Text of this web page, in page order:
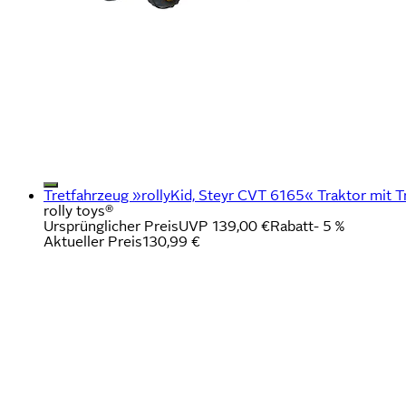
Tretfahrzeug »rollyKid, Steyr CVT 6165« Traktor mit
rolly toys®
Ursprünglicher PreisUVP 139,00 €Rabatt- 5 %
Aktueller Preis130,99 €